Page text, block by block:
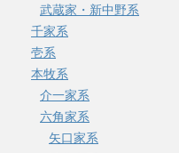
武蔵家・新中野系
千家系
壱系
本牧系
介一家系
六角家系
矢口家系